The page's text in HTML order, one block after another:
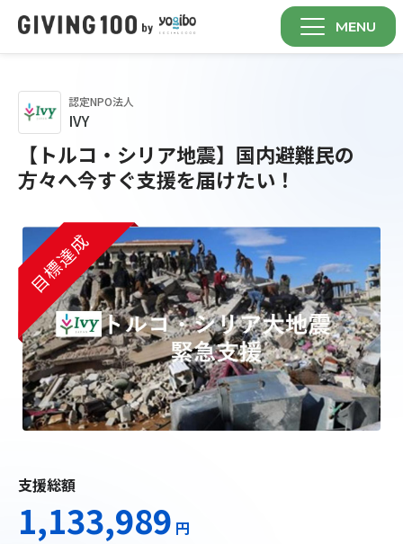
MENU
IVY
認定NPO法人
【トルコ・シリア地震】国内避難民の
方々へ今すぐ支援を届けたい！
目標達成
支援総額
1,133,989 円